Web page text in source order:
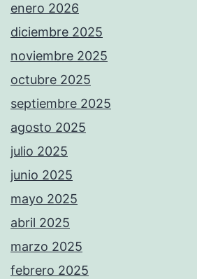
enero 2026
diciembre 2025
noviembre 2025
octubre 2025
septiembre 2025
agosto 2025
julio 2025
junio 2025
mayo 2025
abril 2025
marzo 2025
febrero 2025